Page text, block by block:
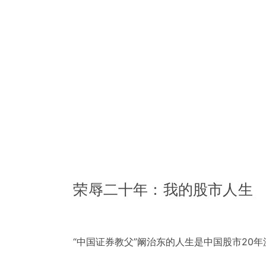
荣辱二十年：我的股市人生
“中国证券教父”阚治东的人生是中国股市20年